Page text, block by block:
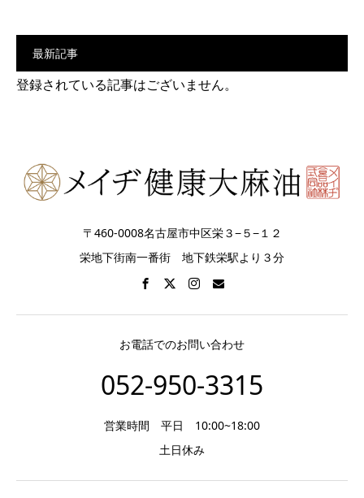
最新記事
登録されている記事はございません。
〒460-0008名古屋市中区栄３−５−１２
栄地下街南一番街 地下鉄栄駅より３分
お電話でのお問い合わせ
052-950-3315
営業時間 平日 10:00~18:00
土日休み